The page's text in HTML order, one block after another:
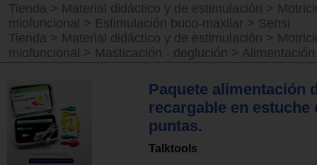
Tienda > Material didáctico y de estimulación >
miofuncional
> Estimulación buco-maxilar > Sensi
Tienda > Material didáctico y de estimulación >
miofuncional
> Masticación - deglución > Alimentación
Paquete alimentación
recargable en estuche
puntas.
Talktools